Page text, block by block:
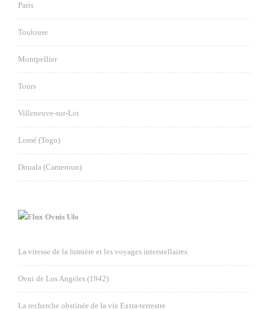
Paris
Toulouse
Montpellier
Tours
Villeneuve-sur-Lot
Lomé (Togo)
Douala (Cameroun)
Ovnis Ufo
La vitesse de la lumière et les voyages interstellaires
Ovni de Los Angeles (1942)
La recherche obstinée de la vie Extra-terrestre